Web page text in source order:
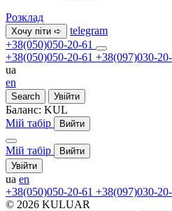
Розклад
Хочу піти ➪
telegram
+38(050)050-20-61
+38(050)050-20-61 +38(097)030-20-
ua
en
Search Увійти
Баланс: KUL
Мій табір
Вийти
Мій табір
Вийти
Увійти
ua en
+38(050)050-20-61 +38(097)030-20-
© 2026 KULUAR